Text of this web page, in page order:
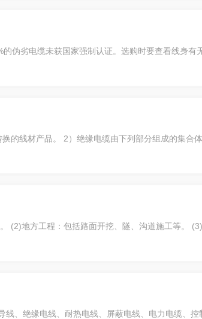
伪劣电缆未获国家强制认证。选购时要查看线身有
的线材产品。 2）绝缘电缆由下列部分组成的集合
(2)地方工程：包括路面开挖、隧、沟道施工等。
、绝缘电线、耐热电线、屏蔽电线、电力电缆、控